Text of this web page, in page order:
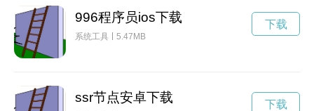
996程序员ios下载
系统工具 5.47MB
下载
ssr节点安卓下载 下载